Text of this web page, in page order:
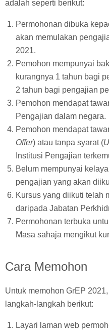
adalah seperti berikut:
Permohonan dibuka
akan memulakan
2021.
Pemohon mempunyai
kurangnya 1 tahun bagi
2 tahun bagi pengajian
Pemohon mendapat
Pengajian dalam negara.
Pemohon mendapat
Offer) atau tanpa syarat (
Institusi Pengajian
Belum mempunyai
pengajian yang akan
Kursus yang diikuti telah
daripada Jabatan
Permohonan terbuka
Masa sahaja mengikut
Cara Memohon
Untuk memohon GrEP
langkah-langkah berikut:
Layari laman web